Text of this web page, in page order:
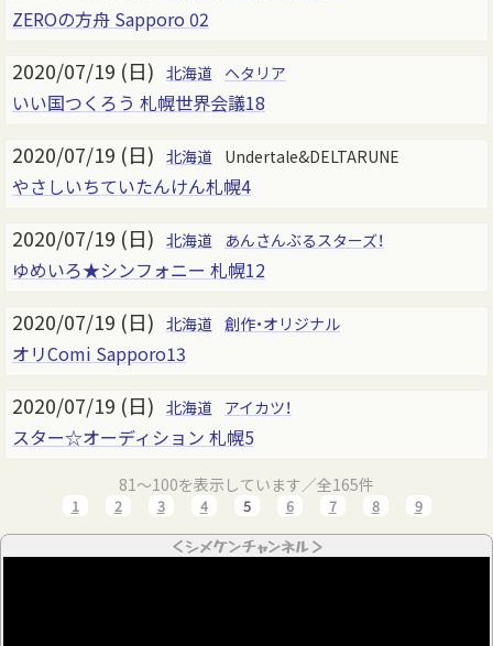
ZEROの方舟 Sapporo 02
2020/07/19 (日) 北海道 ヘタリア
いい国つくろう 札幌世界会議18
2020/07/19 (日) 北海道 Undertale&DELTARUNE
やさしいちていたんけん札幌4
2020/07/19 (日) 北海道 あんさんぶるスターズ！
ゆめいろ★シンフォニー 札幌12
2020/07/19 (日) 北海道 創作・オリジナル
オリComi Sapporo13
2020/07/19 (日) 北海道 アイカツ！
スター☆オーディション 札幌5
81～100を表示しています／全165件
1 2 3 4 5 6 7 8 9
＜シメケンチャンネル＞